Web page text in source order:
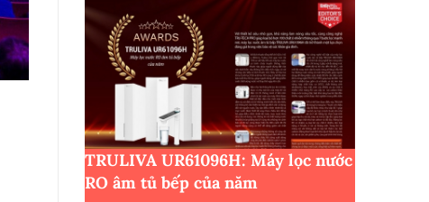
TRULIVA UR61096H: Máy lọc nước
RO âm tủ bếp của năm